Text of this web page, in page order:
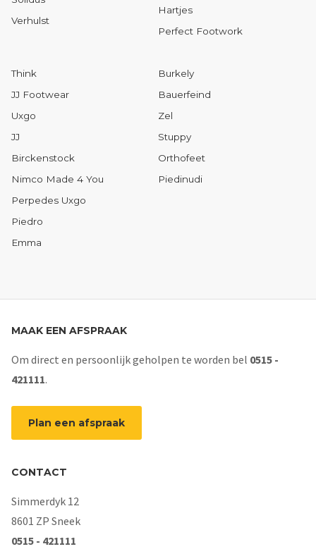
Verhulst
Hartjes
Perfect Footwork
Think
JJ Footwear
Uxgo
JJ
Birckenstock
Nimco Made 4 You
Perpedes Uxgo
Piedro
Emma
Burkely
Bauerfeind
Zel
Stuppy
Orthofeet
Piedinudi
MAAK EEN AFSPRAAK
Om direct en persoonlijk geholpen te worden bel 0515 -
421111.
Plan een afspraak
CONTACT
Simmerdyk 12
8601 ZP Sneek
0515 - 421111